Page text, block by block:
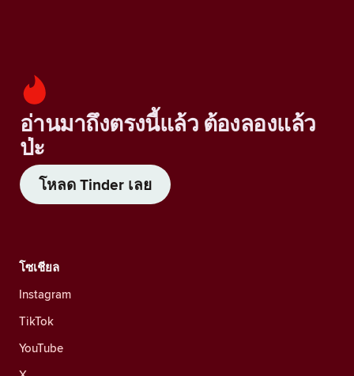
อ่านมาถึงตรงนี้แล้ว ต้องลองแล้ว
ป่ะ
โหลด Tinder เลย
โซเชียล
Instagram
TikTok
YouTube